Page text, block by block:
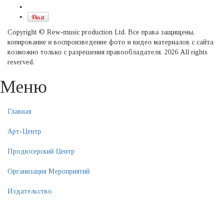
Copyright © Rew-music production Ltd. Все права защищены,
копирование и воспроизведение фото и видео материалов с сайта
возможно только с разрешения правообладателя. 2026 All rights
reserved.
Меню
Главная
Арт-Центр
Продюсерский Центр
Организация Мероприятий
Издательство